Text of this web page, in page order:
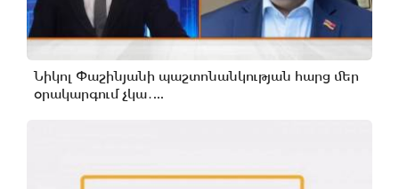
Նիկոլ Փաշինյանի պաշտոնանկության հարց մեր
օրակարգում չկա․...